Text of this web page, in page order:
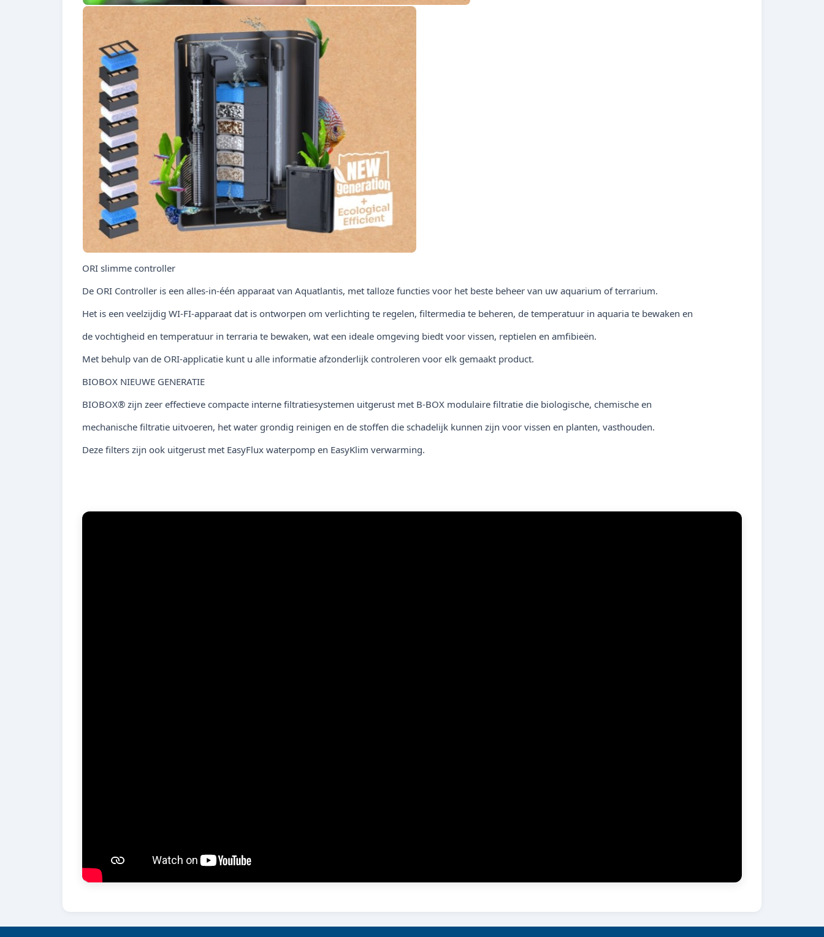
ORI slimme controller
De ORI Controller is een alles-in-één apparaat van Aquatlantis, met talloze functies voor het beste beheer van uw aquarium of terrarium.
Het is een veelzijdig WI-FI-apparaat dat is ontworpen om verlichting te regelen, filtermedia te beheren, de temperatuur in aquaria te bewaken en
de vochtigheid en temperatuur in terraria te bewaken, wat een ideale omgeving biedt voor vissen, reptielen en amfibieën.
Met behulp van de ORI-applicatie kunt u alle informatie afzonderlijk controleren voor elk gemaakt product.
BIOBOX NIEUWE GENERATIE
BIOBOX® zijn zeer effectieve compacte interne filtratiesystemen uitgerust met B-BOX modulaire filtratie die biologische, chemische en
mechanische filtratie uitvoeren, het water grondig reinigen en de stoffen die schadelijk kunnen zijn voor vissen en planten, vasthouden.
Deze filters zijn ook uitgerust met EasyFlux waterpomp en EasyKlim verwarming.